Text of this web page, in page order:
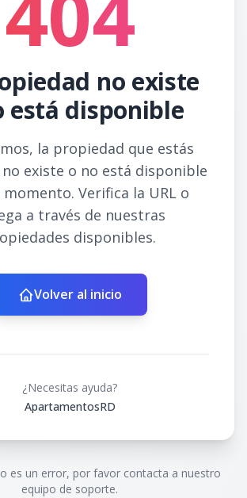
no existe
está disponible
la propiedad que estás
existe o no está disponible
momento. Verifica la URL o
a través de nuestras
disponibles.
Volver al inicio
¿Necesitas ayuda?
ApartamentosRD
es un error, por favor contacta a nuestro
equipo de soporte.